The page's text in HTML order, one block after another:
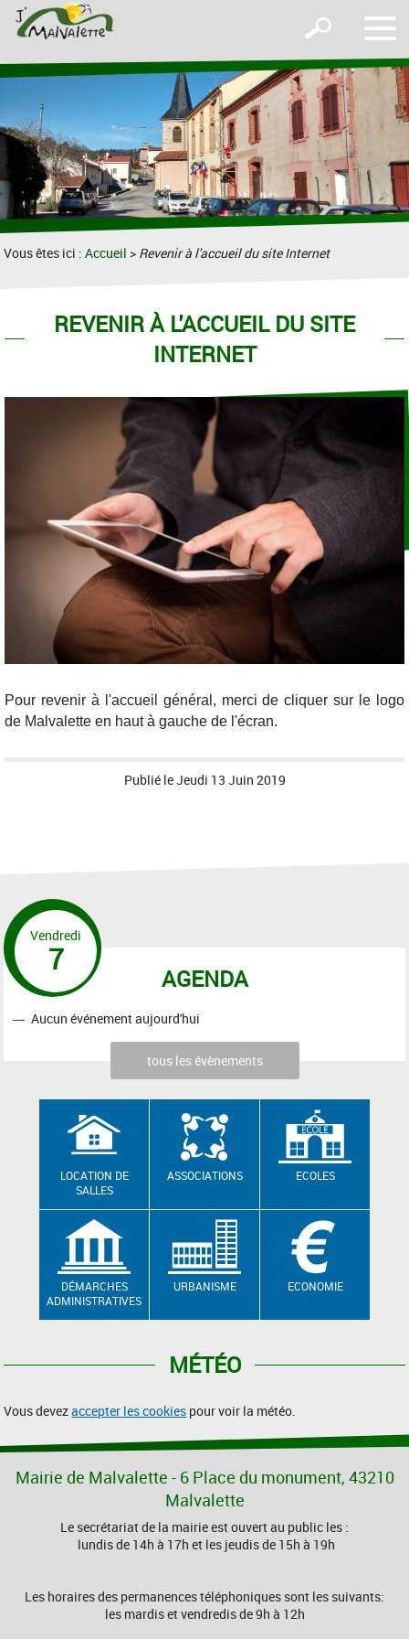
le
Afficher
formulaire
de
recherche
Vous êtes ici :Accueil > Revenir à l'accueil du site Internet
REVENIR À L'ACCUEIL DU SITE
INTERNET
Pour revenir à l'accueil général, merci de cliquer sur le logo
de Malvalette en haut à gauche de l'écran.
Publié leJeudi 13 Juin 2019
AGENDA
Vendredi
7
Aucun événement aujourd'hui
tous les évènements
LOCATION DE
SALLES
ASSOCIATIONS ECOLES
DÉMARCHES
ADMINISTRATIVES
URBANISME ECONOMIE
MÉTÉO
Vous devezaccepter les cookies pour voir la météo.
Mairie de Malvalette - 6 Place du monument, 43210
Malvalette
Le secrétariat de la mairie est ouvert au public les :
lundis de 14h à 17h et les jeudis de 15h à 19h
Les horaires des permanences téléphoniques sont les suivants:
les mardis et vendredis de 9h à 12h